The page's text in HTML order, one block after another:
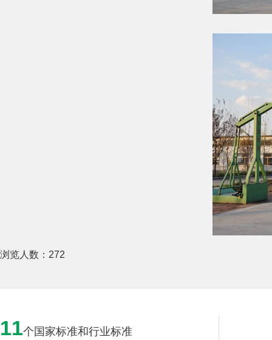
浏览人数： 272
11个国家标准和行业标准